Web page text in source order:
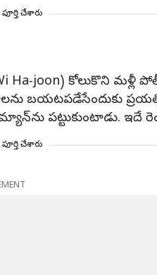
చేశారు
joon) కోలుకొని మళ్లీ
బయటపడేసేందుకు
పట్టుకుంటాడు. ఇదే
చేశారు